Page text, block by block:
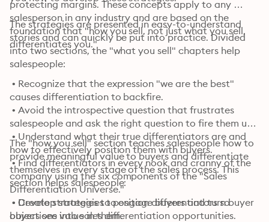
protecting margins. These concepts apply to any
salesperson in any industry and are based on the
foundation that "how you sell, not just what you sell,
differentiates you."
The strategies are presented in easy-to-understand
stories and can quickly be put into practice. Divided
into two sections, the "what you sell" chapters help
• Recognize that the expression "we are the best"
causes differentiation to backfire.
• Avoid the introspective question that frustrates
salespeople and ask the right question to fire them up.
• Understand what their true differentiators are and
how to effectively position them with buyers.
• Find differentiators in every nook and cranny of the
company using the six components of the "Sales
Differentiation Universe."
• Create strategies to position differentiators so
buyers see value in them.
The "how you sell" section teaches salespeople how to
provide meaningful value to buyers and differentiate
themselves in every stage of the sales process. This
section helps salespeople:
• Develop strategies to engage buyers and turn buyer
objections into sales differentiation opportunities.